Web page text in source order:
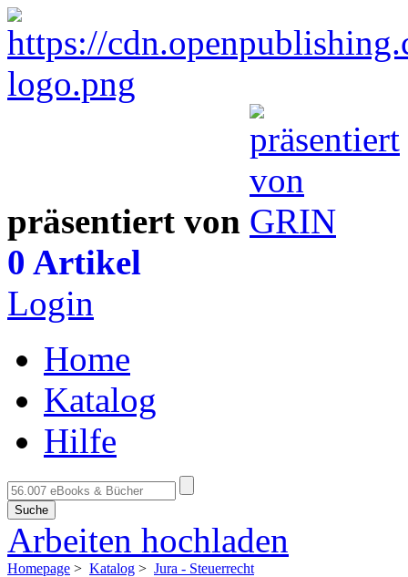
präsentiert von
0 Artikel
Login
Home
Katalog
Hilfe
Suche
Arbeiten hochladen
Homepage > Katalog > Jura - Steuerrecht